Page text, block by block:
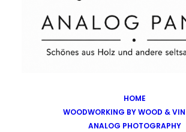
HOME
WOODWORKING BY WOOD &
ANALOG PHOTOGRAPHY